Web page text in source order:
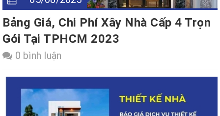
Bảng Giá, Chi Phí Xây Nhà Cấp 4 Trọn
Gói Tại TPHCM 2023
0 bình luận